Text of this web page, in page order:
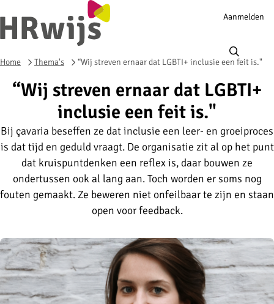
Account
Aanmelden
Home Thema's “Wij streven ernaar dat LGBTI+ inclusie een feit is."
“Wij streven ernaar dat LGBTI+
inclusie een feit is."
Bij çavaria beseffen ze dat inclusie een leer- en groeiproces
is dat tijd en geduld vraagt. De organisatie zit al op het punt
dat kruispuntdenken een reflex is, daar bouwen ze
ondertussen ook al lang aan. Toch worden er soms nog
fouten gemaakt. Ze beweren niet onfeilbaar te zijn en staan
open voor feedback.